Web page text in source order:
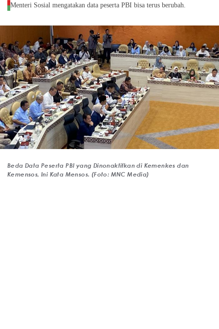
Menteri Sosial mengatakan data peserta PBI bisa terus berubah.
Beda Data Peserta PBI yang Dinonaktifkan di Kemenkes dan
Kemensos, Ini Kata Mensos. (Foto: MNC Media)